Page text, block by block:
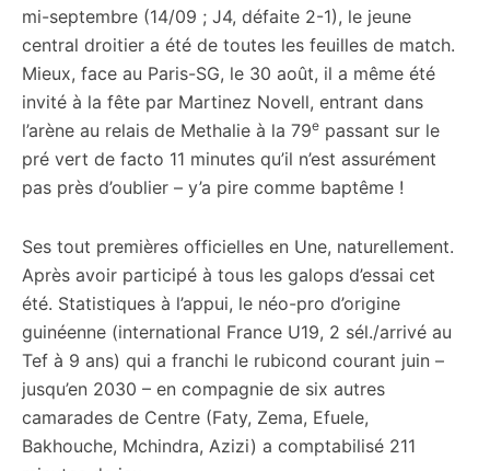
mi-septembre (14/09 ; J4, défaite 2-1), le jeune
central droitier a été de toutes les feuilles de match.
Mieux, face au Paris-SG, le 30 août, il a même été
invité à la fête par Martinez Novell, entrant dans
l’arène au relais de Methalie à la 79e passant sur le
pré vert de facto 11 minutes qu’il n’est assurément
pas près d’oublier – y’a pire comme baptême !
Ses tout premières officielles en Une, naturellement.
Après avoir participé à tous les galops d’essai cet
été. Statistiques à l’appui, le néo-pro d’origine
guinéenne (international France U19, 2 sél./arrivé au
Tef à 9 ans) qui a franchi le rubicond courant juin –
jusqu’en 2030 – en compagnie de six autres
camarades de Centre (Faty, Zema, Efuele,
Bakhouche, Mchindra, Azizi) a comptabilisé 211